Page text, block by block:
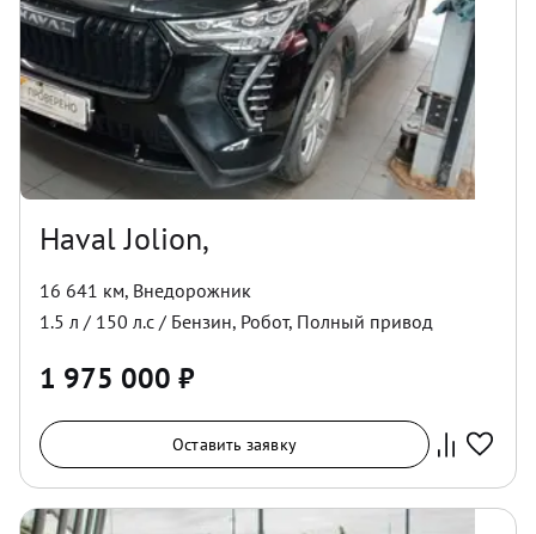
Haval Jolion,
16 641 км, Внедорожник
1.5 л / 150 л.с / Бензин, Робот, Полный привод
1 975 000 ₽
Оставить заявку